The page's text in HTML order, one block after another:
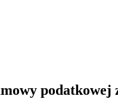
podatkowej